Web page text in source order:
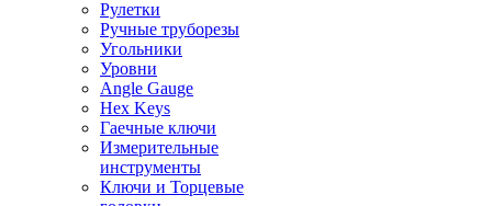
Рулетки
Ручные труборезы
Угольники
Уровни
Angle Gauge
Hex Keys
Гаечные ключи
Измерительные
инструменты
Ключи и Торцевые